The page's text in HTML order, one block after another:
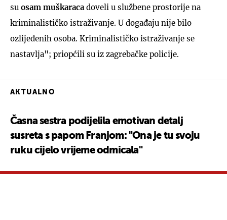
su osam muškaraca doveli u službene prostorije na
kriminalističko istraživanje. U događaju nije bilo
ozlijeđenih osoba. Kriminalističko istraživanje se
nastavlja"; priopćili su iz zagrebačke policije.
AKTUALNO
Časna sestra podijelila emotivan detalj
susreta s papom Franjom: "Ona je tu svoju
ruku cijelo vrijeme odmicala"